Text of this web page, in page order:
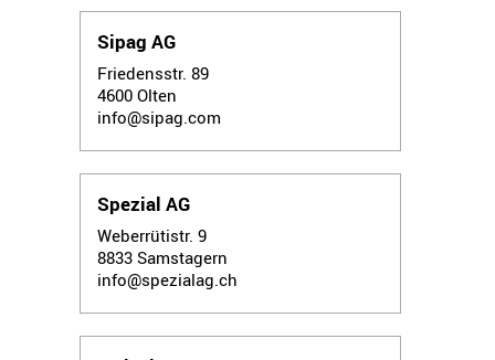
Sipag AG
Friedensstr. 89
4600 Olten
info@sipag.com
Spezial AG
Weberrütistr. 9
8833 Samstagern
info@spezialag.ch